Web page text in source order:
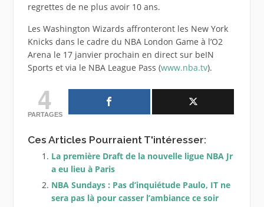
regrettes de ne plus avoir 10 ans.
Les Washington Wizards affronteront les New York
Knicks dans le cadre du NBA London Game à l’O2
Arena le 17 janvier prochain en direct sur beIN
Sports et via le NBA League Pass (www.nba.tv).
4
PARTAGES
Ces Articles Pourraient T'intéresser:
La première Draft de la nouvelle ligue NBA Jr
a eu lieu à Paris
NBA Sundays : Pas d’inquiétude Paulo, IT ne
sera pas là pour casser l’ambiance ce soir